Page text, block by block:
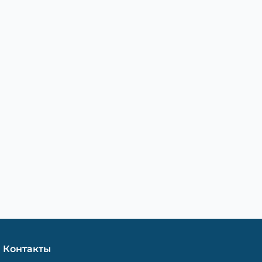
Контакты